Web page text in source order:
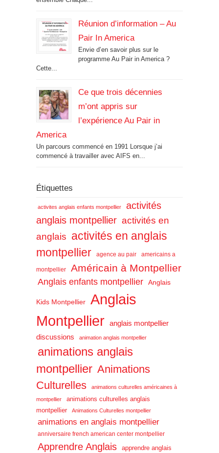
Réunion d’information – Au
Pair In America
Envie d’en savoir plus sur le
programme Au Pair in America ?
Cette...
Ce que trois décennies
m’ont appris sur
l’expérience Au Pair in
America
Un parcours commencé en 1991 Lorsque j’ai
commencé à travailler avec AIFS en...
Étiquettes
activites anglais enfants montpellier
activités
anglais montpellier activités en
anglais activités en anglais
montpellier
agence au pair americains a
montpellier Américain à Montpellier
Anglais enfants montpellier Anglais
Kids Montpellier
Anglais
Montpellier
anglais montpellier
discussions
animation anglais montpellier
animations anglais
montpellier Animations
Culturelles
animations culturelles américaines à
montpellier
animations culturelles anglais
montpellier
Animations Culturelles montpellier
animations en anglais montpellier
anniversaire french american center montpellier
Apprendre Anglais
apprendre anglais